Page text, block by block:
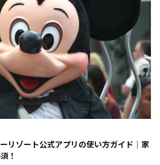
リゾート公式アプリの使い方ガイド｜家
！